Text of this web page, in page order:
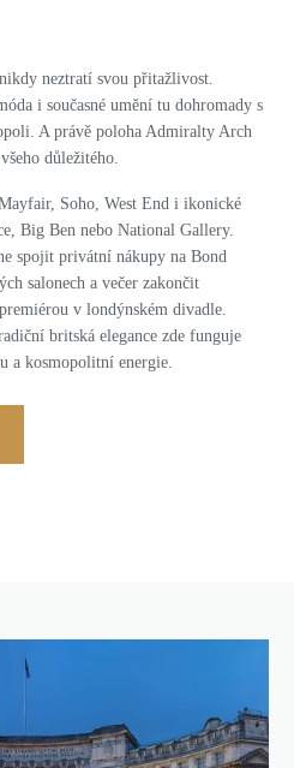
neztratí svou přitažlivost.
i současné umění tu dohromady s
A právě poloha Admiralty Arch
důležitého.
Soho, West End i ikonické
Big Ben nebo National Gallery.
spojit privátní nákupy na Bond
salonech a večer zakončit
v londýnském divadle.
britská elegance zde funguje
a kosmopolitní energie.